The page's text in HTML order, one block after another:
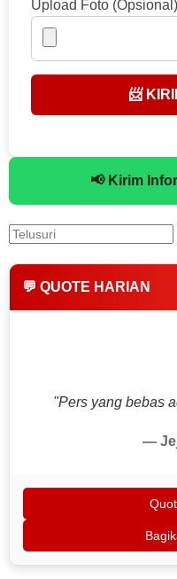
Upload Foto (Opsional)
📨
📢 Kirim
💬 QUOTE HARIAN
"Pers yang bebas
—